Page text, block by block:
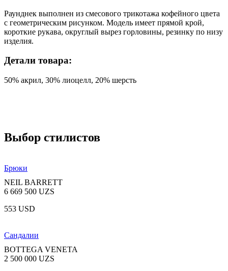
Раунднек выполнен из смесового трикотажа кофейного цвета
с геометрическим рисунком. Модель имеет прямой крой,
короткие рукава, округлый вырез горловины, резинку по низу
изделия.
Детали товара:
50% акрил, 30% лиоцелл, 20% шерсть
Выбор стилистов
Брюки
NEIL BARRETT
6 669 500 UZS
553 USD
Сандалии
BOTTEGA VENETA
2 500 000 UZS